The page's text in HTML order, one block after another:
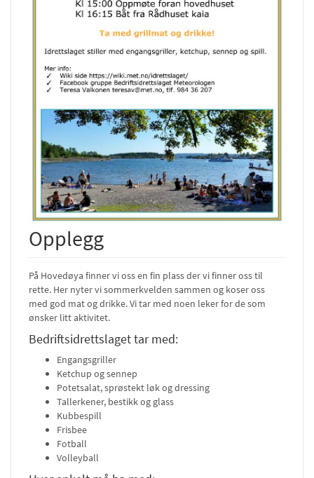
Opplegg
På Hovedøya finner vi oss en fin plass der vi finner oss til
rette. Her nyter vi sommerkvelden sammen og koser oss
med god mat og drikke. Vi tar med noen leker for de som
ønsker litt aktivitet.
Bedriftsidrettslaget tar med:
Engangsgriller
Ketchup og sennep
Potetsalat, sprøstekt løk og dressing
Tallerkener, bestikk og glass
Kubbespill
Frisbee
Fotball
Volleyball